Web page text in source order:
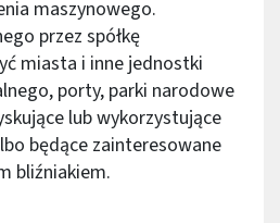
maszynowego.
przez spółkę
miasta i inne jednostki
porty, parki narodowe
lub wykorzystujące
będące zainteresowane
bliźniakiem.